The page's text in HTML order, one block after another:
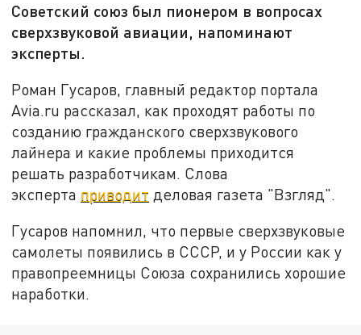
Советский союз был пионером в вопросах
сверхзвуковой авиации, напоминают
эксперты.
Роман Гусаров, главный редактор портала
Avia.ru рассказал, как проходят работы по
созданию гражданского сверхзвукового
лайнера и какие проблемы приходится
решать разработчикам. Слова
эксперта приводит деловая газета "Взгляд".
Гусаров напомнил, что первые сверхзвуковые
самолеты появились в СССР, и у России как у
правопреемницы Союза сохранились хорошие
наработки.